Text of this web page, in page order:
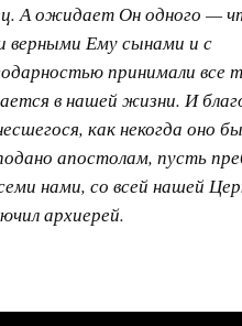
А ожидает Он одного —
верными Ему сынами и с
принимали все
в нашей жизни. И
как некогда оно
апостолам, пусть
нами, со всей нашей
архиерей.